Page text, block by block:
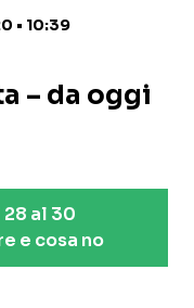
• 10:39
– da oggi
al 30
e cosa no